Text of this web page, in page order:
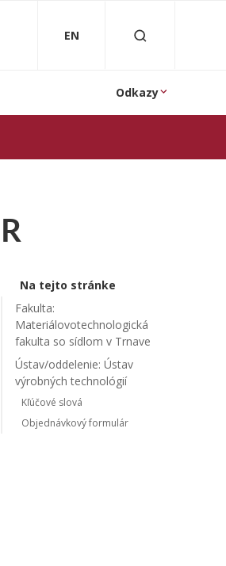
EN
Odkazy
Na tejto stránke
Fakulta:
Materiálovotechnologická
fakulta so sídlom v Trnave
Ústav/oddelenie: Ústav
výrobných technológií
Kľúčové slová
Objednávkový formulár